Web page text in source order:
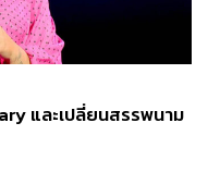
และเปลี่ยนสรรพนาม